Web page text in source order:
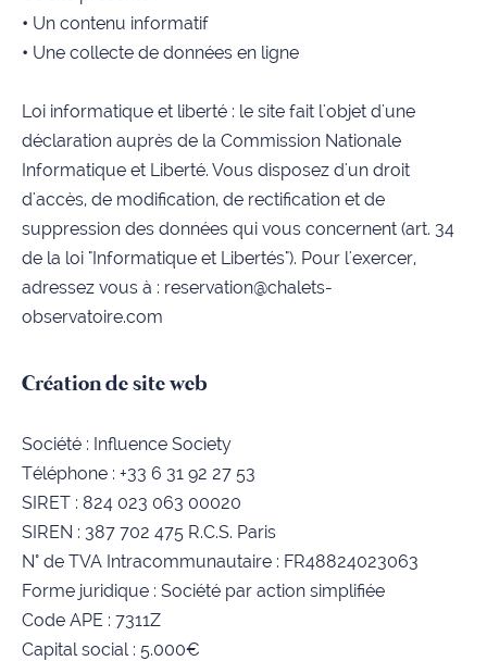
• Un contenu informatif
• Une collecte de données en ligne
Loi informatique et liberté : le site fait l'objet d'une
déclaration auprès de la Commission Nationale
Informatique et Liberté. Vous disposez d'un droit
d'accès, de modification, de rectification et de
suppression des données qui vous concernent (art. 34
de la loi "Informatique et Libertés"). Pour l'exercer,
adressez vous à : reservation@chalets-
observatoire.com
Création de site web
Société : Influence Society
Téléphone : +33 6 31 92 27 53
SIRET : 824 023 063 00020
SIREN : 387 702 475 R.C.S. Paris
N° de TVA Intracommunautaire : FR48824023063
Forme juridique : Société par action simplifiée
Code APE : 7311Z
Capital social : 5.000€